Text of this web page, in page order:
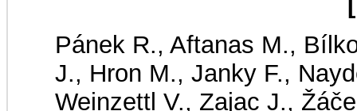
Pánek R., Aftanas M.,
J., Hron M., Janky F.,
Weinzettl V., Zajac J.,